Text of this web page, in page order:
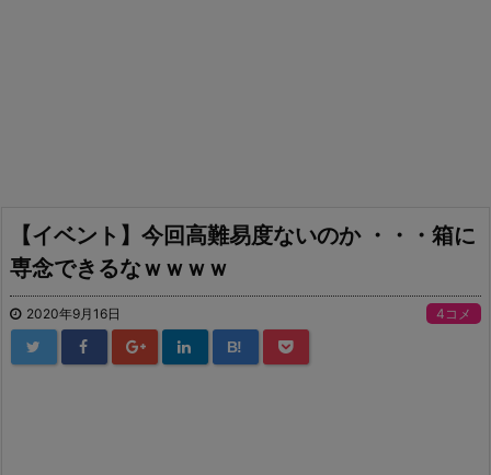
【イベント】今回高難易度ないのか ・・・箱に
専念できるなｗｗｗｗ
2020年9月16日 4コメ
B!